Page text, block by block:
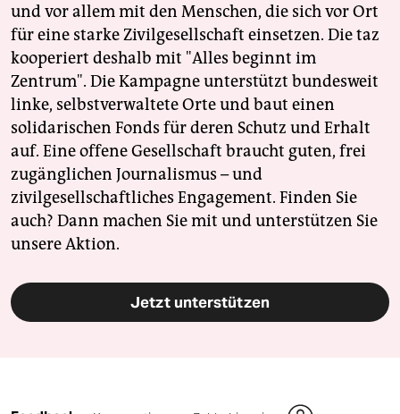
und vor allem mit den Menschen, die sich vor Ort
für eine starke Zivilgesellschaft einsetzen. Die taz
kooperiert deshalb mit "Alles beginnt im
Zentrum". Die Kampagne unterstützt bundesweit
linke, selbstverwaltete Orte und baut einen
solidarischen Fonds für deren Schutz und Erhalt
auf. Eine offene Gesellschaft braucht guten, frei
zugänglichen Journalismus – und
zivilgesellschaftliches Engagement. Finden Sie
auch? Dann machen Sie mit und unterstützen Sie
unsere Aktion.
Jetzt unterstützen